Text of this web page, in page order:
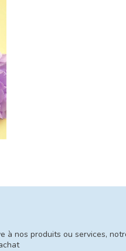
à nos produits ou services,